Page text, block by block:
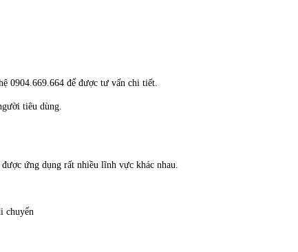
0904.669.664 để được tư vấn chi tiết.
tiêu dùng.
ứng dụng rất nhiều lĩnh vực khác nhau.
chuyển